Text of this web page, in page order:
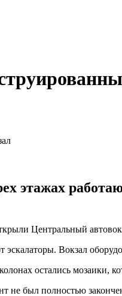
этажах
Центральный
эскалаторы. Вокзал
остались мозаики,
не был полностью